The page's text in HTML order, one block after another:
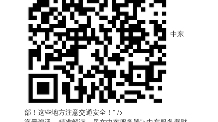
中东
部！这些地方注意交通安全！” />